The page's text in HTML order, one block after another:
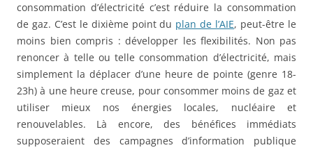
consommation d’électricité c’est réduire la consommation
de gaz. C’est le dixième point du plan de l’AIE, peut-être le
moins bien compris : développer les flexibilités. Non pas
renoncer à telle ou telle consommation d’électricité, mais
simplement la déplacer d’une heure de pointe (genre 18-
23h) à une heure creuse, pour consommer moins de gaz et
utiliser mieux nos énergies locales, nucléaire et
renouvelables. Là encore, des bénéfices immédiats
supposeraient des campagnes d’information publique